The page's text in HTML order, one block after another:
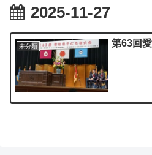
2025-11-27
未分類 第63回